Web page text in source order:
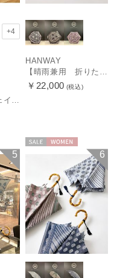
+4
【雨傘】ハンウェイ （HANWAY ）真田耳（サナダミミ）長傘 日本製 カーボン骨
HANWAY
【晴雨兼用 折りたたみ日傘】ハンウェイ（ＨＡＮＷＡＹ）Vestido de frida（べスティード・デ・フリーダ）
￥22,000 (税込)
5 6